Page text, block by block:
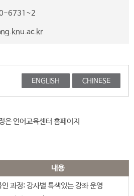
6731~2
ENGLISH CHINESE
은 언어교육센터 홈페이지
내용
인 과정: 강사별 특색있는 강좌 운영